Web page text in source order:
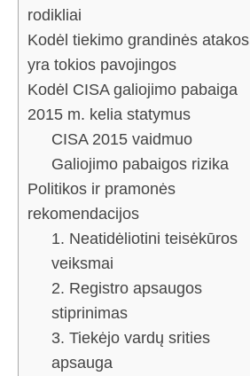
rodikliai
Kodėl tiekimo grandinės atakos
yra tokios pavojingos
Kodėl CISA galiojimo pabaiga
2015 m. kelia statymus
CISA 2015 vaidmuo
Galiojimo pabaigos rizika
Politikos ir pramonės
rekomendacijos
1. Neatidėliotini teisėkūros
veiksmai
2. Registro apsaugos
stiprinimas
3. Tiekėjo vardų srities
apsauga